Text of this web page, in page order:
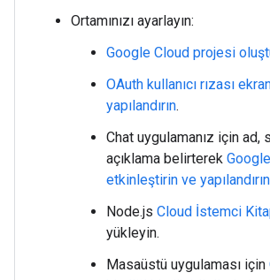
Ortamınızı ayarlayın:
Google Cloud projesi
OAuth kullanıcı rızası
yapılandırın.
Chat uygulamanız için ad,
açıklama belirterek
etkinleştirin ve yapılandırın
Node.js Cloud İstemci
yükleyin.
Masaüstü uygulaması için